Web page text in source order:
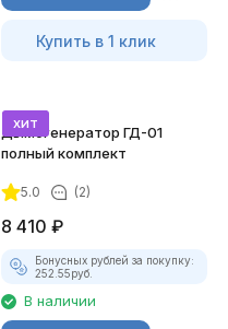
Купить в 1 клик
хит
Дымогенератор ГД-01
полный комплект
5.0 (2)
8 410 ₽
Бонусных рублей за покупку:
252.55руб.
В наличии